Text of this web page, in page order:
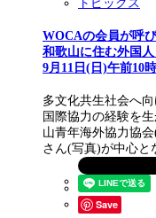
トピックス
WOCAの会員が呼
和歌山に住む外国
9月11日(日)午前10
多文化共生社会へ
国際協力の経験を
山青年海外協力協
さん(写真)が中心と
Save